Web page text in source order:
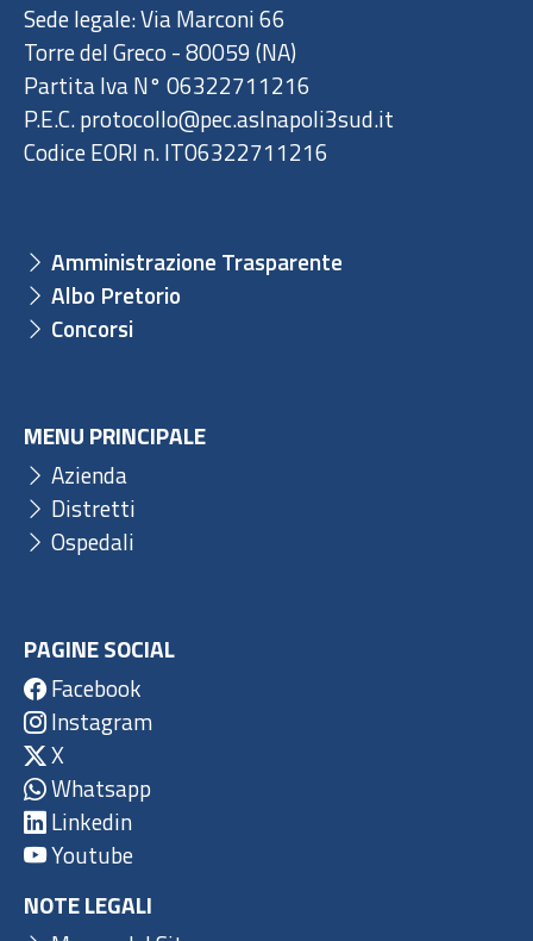
Sede legale: Via Marconi 66
Torre del Greco - 80059 (NA)
Partita Iva N° 06322711216
P.E.C. protocollo@pec.aslnapoli3sud.it
Codice EORI n. IT06322711216
Amministrazione Trasparente
Albo Pretorio
Concorsi
MENU PRINCIPALE
Azienda
Distretti
Ospedali
PAGINE SOCIAL
Facebook
Instagram
X
Whatsapp
Linkedin
Youtube
NOTE LEGALI